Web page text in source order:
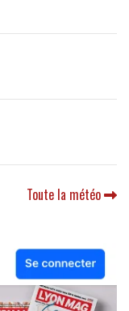
Toute la météo